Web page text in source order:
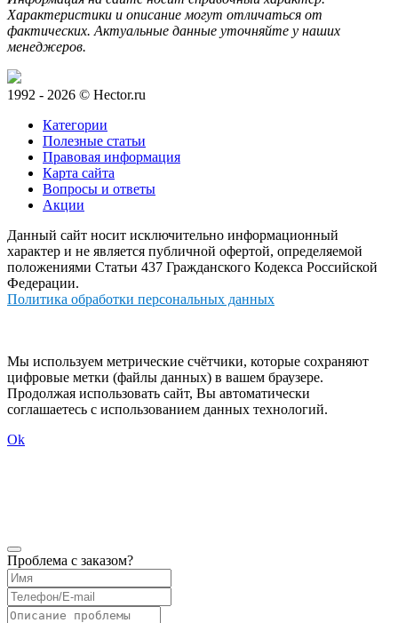
Характеристики и описание могут отличаться от
фактических. Актуальные данные уточняйте у наших
менеджеров.
1992 - 2026 © Hector.ru
Категории
Полезные статьи
Правовая информация
Карта сайта
Вопросы и ответы
Акции
Данный сайт носит исключительно информационный
характер и не является публичной офертой, определяемой
положениями Статьи 437 Гражданского Кодекса Российской
Федерации.
Политика обработки персональных данных
Мы используем метрические счётчики, которые сохраняют
цифровые метки (файлы данных) в вашем браузере.
Продолжая использовать сайт, Вы автоматически
соглашаетесь с использованием данных технологий.
Ok
Проблема с заказом?